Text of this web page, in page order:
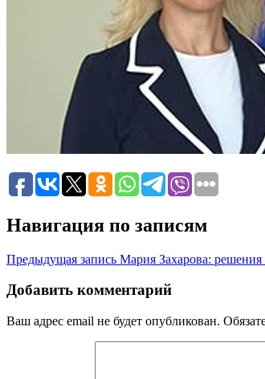
Навигация по записям
Предыдущая запись Мария Захарова:
Добавить комментарий
Ваш адрес email не будет опубликован.